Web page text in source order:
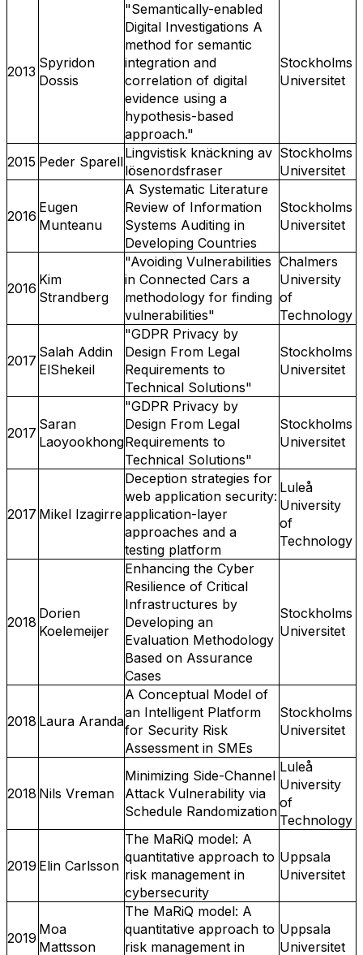
2013
Spyridon
Dossis
"Semantically-enabled
Digital Investigations A
method for semantic
integration and
correlation of digital
evidence using a
hypothesis-based
approach."
Stockholms
Universitet
2015 Peder Sparell
Lingvistisk knäckning av
lösenordsfraser
Stockholms
Universitet
2016
Eugen
Munteanu
A Systematic Literature
Review of Information
Systems Auditing in
Developing Countries
Stockholms
Universitet
2016
Kim
Strandberg
"Avoiding Vulnerabilities
in Connected Cars a
methodology for finding
vulnerabilities"
Chalmers
University
of
Technology
2017
Salah Addin
ElShekeil
"GDPR Privacy by
Design From Legal
Requirements to
Technical Solutions"
Stockholms
Universitet
2017
Saran
Laoyookhong
"GDPR Privacy by
Design From Legal
Requirements to
Technical Solutions"
Stockholms
Universitet
2017 Mikel Izagirre
Deception strategies for
web application security:
application-layer
approaches and a
testing platform
Luleå
University
of
Technology
2018
Dorien
Koelemeijer
Enhancing the Cyber
Resilience of Critical
Infrastructures by
Developing an
Evaluation Methodology
Based on Assurance
Cases
Stockholms
Universitet
2018 Laura Aranda
A Conceptual Model of
an Intelligent Platform
for Security Risk
Assessment in SMEs
Stockholms
Universitet
2018 Nils Vreman
Minimizing Side-Channel
Attack Vulnerability via
Schedule Randomization
Luleå
University
of
Technology
2019 Elin Carlsson
The MaRiQ model: A
quantitative approach to
risk management in
cybersecurity
Uppsala
Universitet
2019
Moa
Mattsson
The MaRiQ model: A
quantitative approach to
risk management in
Uppsala
Universitet